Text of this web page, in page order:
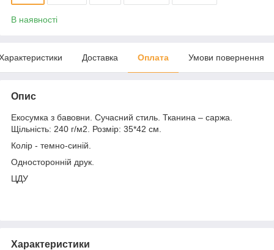
В наявності
Доставка Оплата Умови повернення
Опис
Екосумка з бавовни. Сучасний стиль. Тканина – саржа.
Щільність: 240 г/м2. Розмір: 35*42 см.
Колір - темно-синій.
Односторонній друк.
ЦДУ
Характеристики